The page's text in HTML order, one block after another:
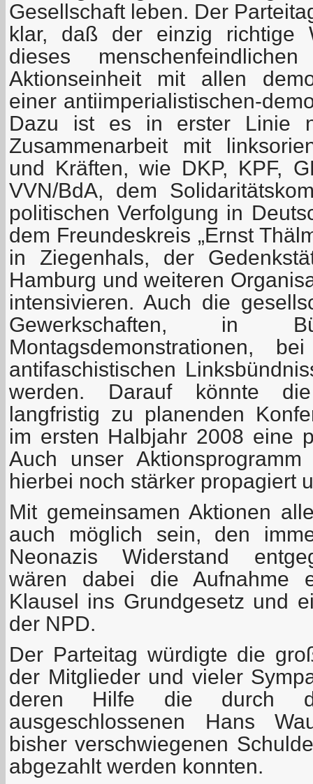
Gesellschaft leben. Der
klar, daß der einzig richtige
dieses
Aktionseinheit mit allen
einer antiimperialistischen-
Dazu ist es in erster Linie
Zusammenarbeit mit
und Kräften, wie DKP, KPF,
VVN/BdA, dem
politischen Verfolgung in
dem Freundeskreis „Ernst
in Ziegenhals, der
Hamburg und weiteren
intensivieren. Auch die
Gewerkschaften, in
Montagsdemonstrationen,
antifaschistischen
werden. Darauf könnte
langfristig zu planenden
im ersten Halbjahr 2008 eine
Auch unser
hierbei noch stärker propagiert
Mit gemeinsamen Aktionen
auch möglich sein, den
Neonazis Widerstand
wären dabei die Aufnahme
Klausel ins Grundgesetz und
der NPD.
Der Parteitag würdigte die
der Mitglieder und vieler
deren Hilfe die durch
ausgeschlossenen Hans
bisher verschwiegenen
abgezahlt werden konnten.